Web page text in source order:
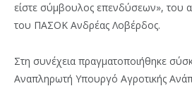
είστε σύμβουλος επενδύσεων», του
του ΠΑΣΟΚ Ανδρέας Λοβέρδος.
Στη συνέχεια πραγματοποιήθηκε
Αναπληρωτή Υπουργό Αγροτικής